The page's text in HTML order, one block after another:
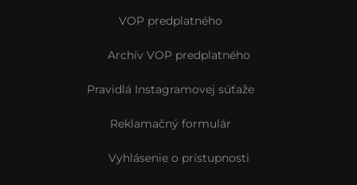
VOP predplatného
Archív VOP predplatného
Pravidlá Instagramovej súťaže
Reklamačný formulár
Vyhlásenie o prístupnosti